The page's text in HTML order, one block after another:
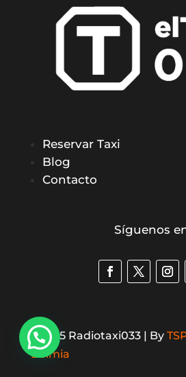
Reservar Taxi
Blog
Contacto
Síguenos
©2025 Radiotaxi033 | By
Bolmia
¿Necesitas hacer